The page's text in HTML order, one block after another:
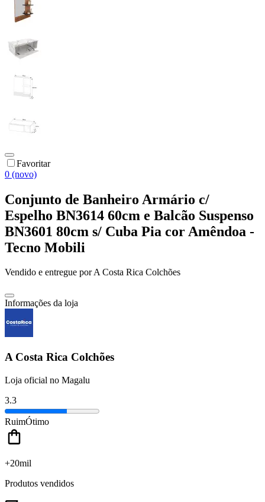
Favoritar
0 (novo)
Conjunto de Banheiro Armário c/
Espelho BN3614 60cm e Balcão Suspenso
BN3601 80cm s/ Cuba Pia cor Amêndoa -
Tecno Mobili
Vendido e entregue porA Costa Rica Colchões
Informações da loja
A Costa Rica Colchões
Loja oficial no Magalu
3.3
RuimÓtimo
+20mil
Produtos vendidos